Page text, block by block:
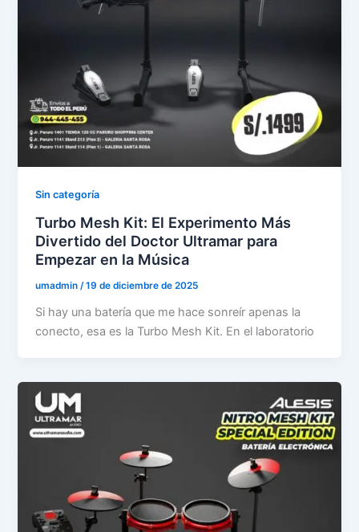
Sin categoría
Turbo Mesh Kit: El Experimento Más
Divertido del Doctor Ultramar para
Empezar en la Música
umadmin /19 de diciembre de 2025
Si hay una batería que me hace sonreír apenas la
conecto, esa es la Turbo Mesh Kit. En el laboratorio